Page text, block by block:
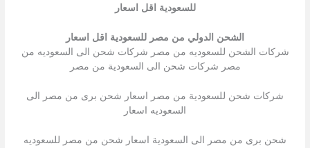
للسعودية اقل اسعار
الشحن الدولي من مصر للسعودية اقل اسعار
شركات الشحن للسعوديه من مصر شركات شحن الى السعوديه من
مصر شركات شحن الى السعودية من مصر
شركات شحن للسعودية من مصر اسعار شحن برى من مصر الى
السعوديه اسعار
شحن برى من مصر الى السعودية اسعار شحن من مصر للسعوديه